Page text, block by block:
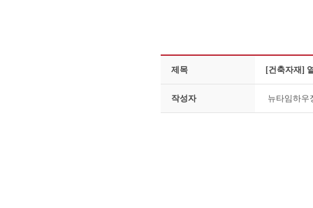
제목 [건축자재]
작성자 뉴타임하우